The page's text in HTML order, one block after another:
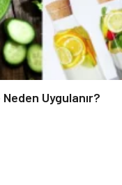
Uygulanır?